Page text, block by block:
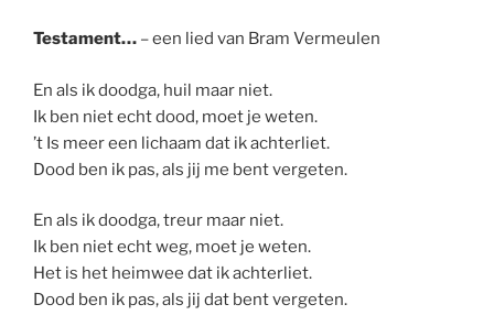
Testament… – een lied van Bram Vermeulen
En als ik doodga, huil maar niet.
Ik ben niet echt dood, moet je weten.
’t Is meer een lichaam dat ik achterliet.
Dood ben ik pas, als jij me bent vergeten.
En als ik doodga, treur maar niet.
Ik ben niet echt weg, moet je weten.
Het is het heimwee dat ik achterliet.
Dood ben ik pas, als jij dat bent vergeten.